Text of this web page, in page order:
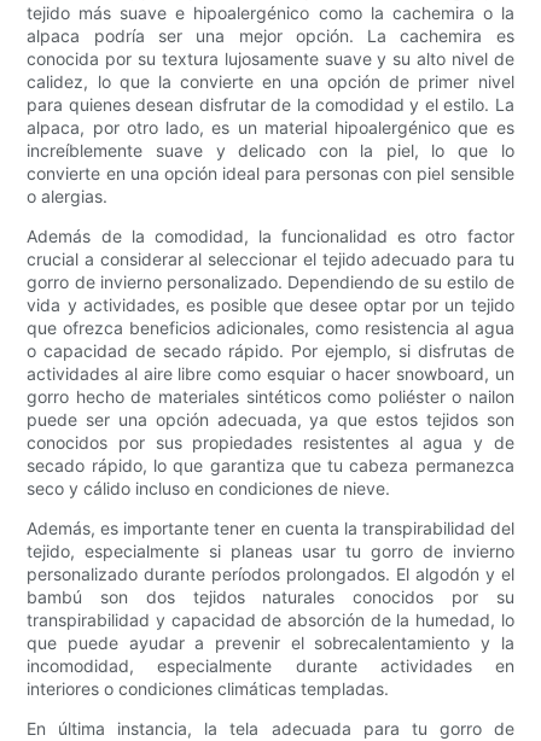
tejido más suave e hipoalergénico como la cachemira o la
alpaca podría ser una mejor opción. La cachemira es
conocida por su textura lujosamente suave y su alto nivel de
calidez, lo que la convierte en una opción de primer nivel
para quienes desean disfrutar de la comodidad y el estilo. La
alpaca, por otro lado, es un material hipoalergénico que es
increíblemente suave y delicado con la piel, lo que lo
convierte en una opción ideal para personas con piel sensible
o alergias.
Además de la comodidad, la funcionalidad es otro factor
crucial a considerar al seleccionar el tejido adecuado para tu
gorro de invierno personalizado. Dependiendo de su estilo de
vida y actividades, es posible que desee optar por un tejido
que ofrezca beneficios adicionales, como resistencia al agua
o capacidad de secado rápido. Por ejemplo, si disfrutas de
actividades al aire libre como esquiar o hacer snowboard, un
gorro hecho de materiales sintéticos como poliéster o nailon
puede ser una opción adecuada, ya que estos tejidos son
conocidos por sus propiedades resistentes al agua y de
secado rápido, lo que garantiza que tu cabeza permanezca
seco y cálido incluso en condiciones de nieve.
Además, es importante tener en cuenta la transpirabilidad del
tejido, especialmente si planeas usar tu gorro de invierno
personalizado durante períodos prolongados. El algodón y el
bambú son dos tejidos naturales conocidos por su
transpirabilidad y capacidad de absorción de la humedad, lo
que puede ayudar a prevenir el sobrecalentamiento y la
incomodidad, especialmente durante actividades en
interiores o condiciones climáticas templadas.
En última instancia, la tela adecuada para tu gorro de